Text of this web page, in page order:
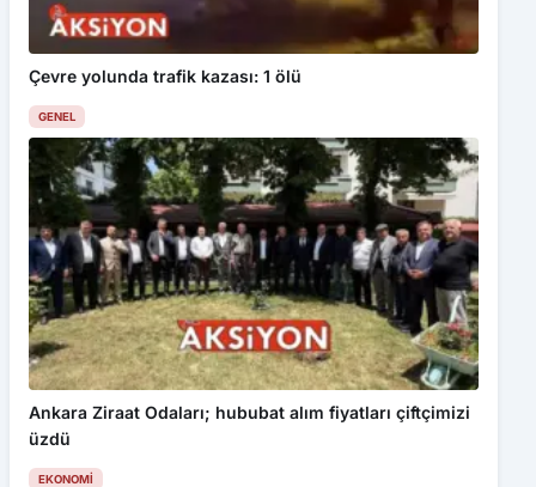
Çevre yolunda trafik kazası: 1 ölü
GENEL
Ankara Ziraat Odaları; hububat alım fiyatları çiftçimizi
üzdü
EKONOMI